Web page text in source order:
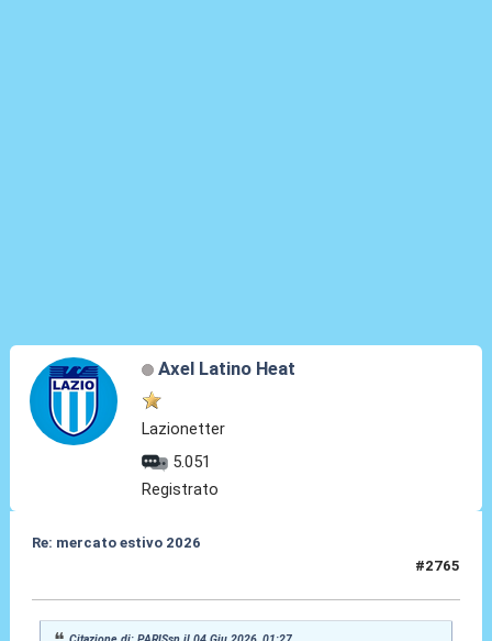
Axel Latino Heat
Lazionetter
5.051
Registrato
Re: mercato estivo 2026
#2765